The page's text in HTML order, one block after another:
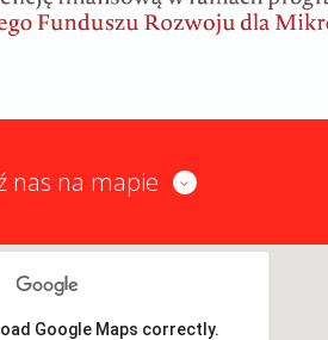
nas na mapie
Google Maps correctly.